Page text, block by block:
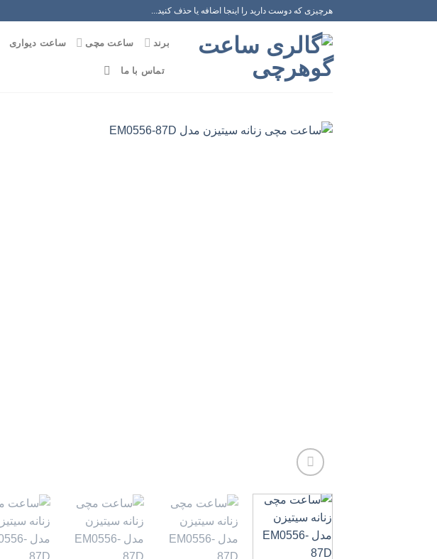
هرچیزی که دوست دارید را اینجا اضافه یا حذف کنید...
برند ساعت مچی ساعت دیواری
تماس با ما